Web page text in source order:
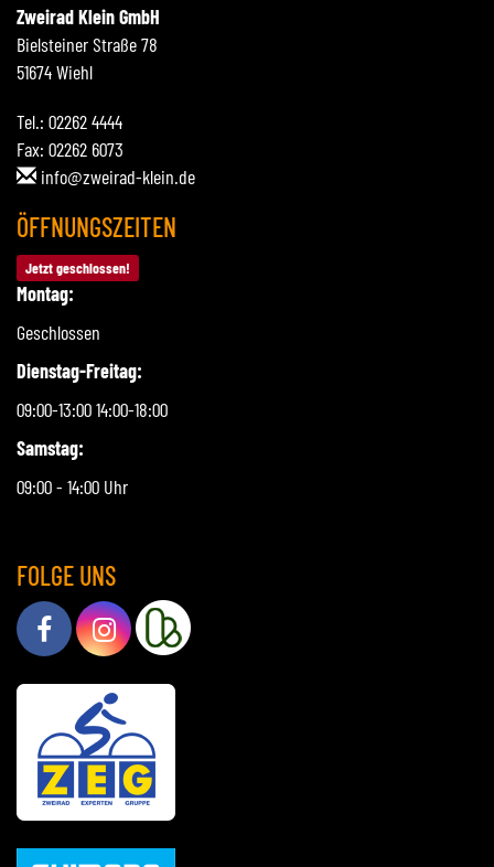
Zweirad Klein GmbH
Bielsteiner Straße 78
51674 Wiehl
Tel.: 02262 4444
Fax: 02262 6073
info@zweirad-klein.de
ÖFFNUNGSZEITEN
Jetzt geschlossen!
Montag:
Geschlossen
Dienstag-Freitag:
09:00-13:00 14:00-18:00
Samstag:
09:00 - 14:00 Uhr
FOLGE UNS